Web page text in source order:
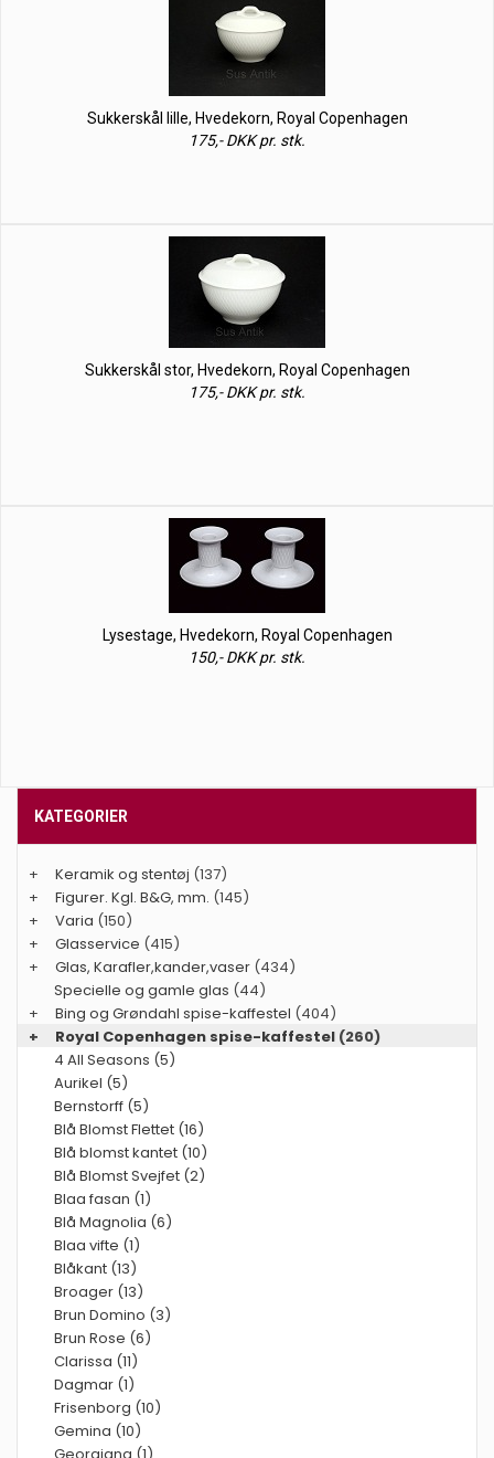
Sukkerskål lille, Hvedekorn, Royal Copenhagen
175,- DKK pr. stk.
Sukkerskål stor, Hvedekorn, Royal Copenhagen
175,- DKK pr. stk.
Lysestage, Hvedekorn, Royal Copenhagen
150,- DKK pr. stk.
KATEGORIER
+ Keramik og stentøj (137)
+
Figurer. Kgl. B&G, mm. (145)
+
Varia (150)
+
Glasservice (415)
+
Glas, Karafler,kander,vaser (434)
Specielle og gamle glas (44)
+
Bing og Grøndahl spise-kaffestel (404)
+
Royal Copenhagen spise-kaffestel (260)
4 All Seasons (5)
Aurikel (5)
Bernstorff (5)
Blå Blomst Flettet (16)
Blå blomst kantet (10)
Blå Blomst Svejfet (2)
Blaa fasan (1)
Blå Magnolia (6)
Blaa vifte (1)
Blåkant (13)
Broager (13)
Brun Domino (3)
Brun Rose (6)
Clarissa (11)
Dagmar (1)
Frisenborg (10)
Gemina (10)